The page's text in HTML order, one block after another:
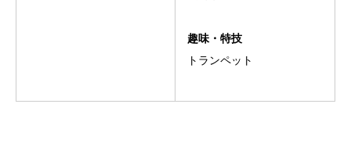
趣味・特技
トランペット